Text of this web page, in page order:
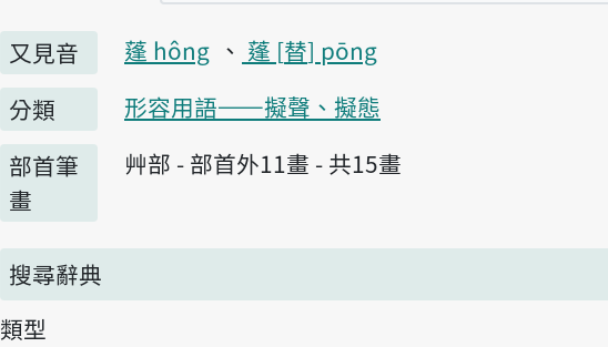
又見音 蓬 hông 蓬 替 pōng
分類
形容用語——擬聲、擬態
部首筆
畫
艸部 - 部首外11畫 - 共15畫
搜尋辭典
類型